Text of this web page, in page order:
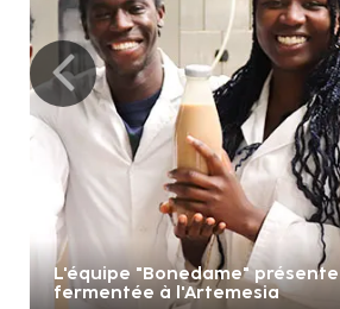
L'équipe "Bonedame"
fermentée à l'Artemesia